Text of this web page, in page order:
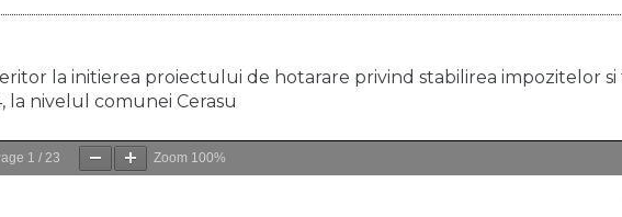
la initierea proiectului de hotarare privind stabilirea impozitelor si
la nivelul comunei Cerasu
1 / 23 Zoom 100%